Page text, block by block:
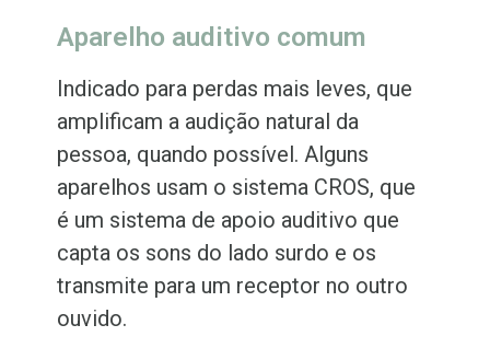
Aparelho auditivo comum
Indicado para perdas mais leves, que
amplificam a audição natural da
pessoa, quando possível. Alguns
aparelhos usam o sistema CROS, que
é um sistema de apoio auditivo que
capta os sons do lado surdo e os
transmite para um receptor no outro
ouvido.